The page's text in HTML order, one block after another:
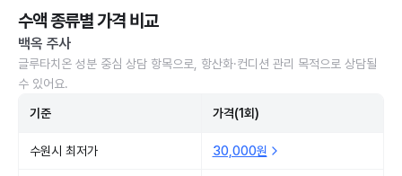
수액 종류별 가격 비교
백옥 주사
글루타치온 성분 중심 상담 항목으로, 항산화·컨디션 관리 목적으로 상담될
수 있어요.
기준 가격(1회)
수원시 최저가 30,000원